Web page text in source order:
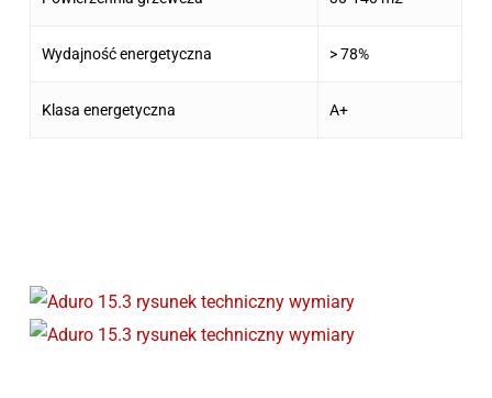
Wydajność energetyczna > 78%
Klasa energetyczna A+